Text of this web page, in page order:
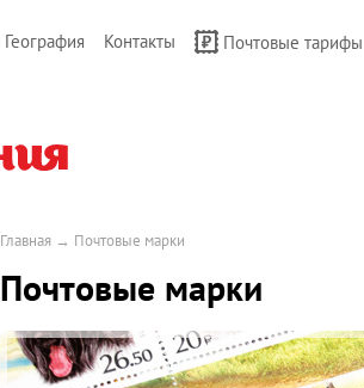
География Контакты Почтовые тарифы
Главная → Почтовые марки
Почтовые марки